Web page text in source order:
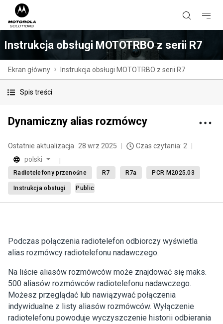
Instrukcja obsługi MOTOTRBO z serii R7
Ekran główny Instrukcja obsługi MOTOTRBO z serii R7
Spis treści
Dynamiczny alias rozmówcy
Ostatnie aktualizacja 28 wrz 2025
Czas czytania: 2
polski
Radiotelefony przenośne R7 R7a PCR M2025.03
Instrukcja obsługi Public
Podczas połączenia radiotelefon odbiorczy wyświetla
alias rozmówcy radiotelefonu nadawczego.
Na liście aliasów rozmówców może znajdować się maks.
500 aliasów rozmówców radiotelefonu nadawczego.
Możesz przeglądać lub nawiązywać połączenia
indywidualne z listy aliasów rozmówców. Wyłączenie
radiotelefonu powoduje wyczyszczenie historii odbierania